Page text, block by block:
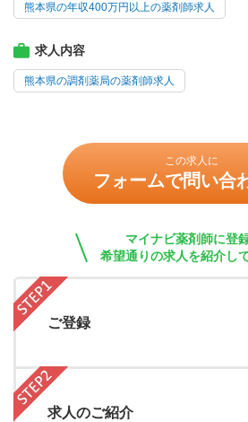
熊本県の年収400万円以上の薬剤師求人
求人内容
熊本県の調剤薬局の薬剤師求人
この求人に
フォームで問い合
マイナビ薬剤師に登
希望通りの求人を紹介し
ご登録
求人のご紹介